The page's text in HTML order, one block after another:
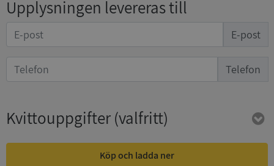
Upplysningen levereras till
E-post
Telefon
Kvittouppgifter(valfritt)
Köp och ladda ner